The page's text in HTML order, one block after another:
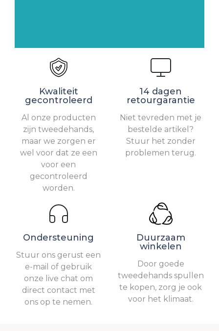
Kwaliteit
gecontroleerd
Al onze producten
zijn tweedehands,
maar we zorgen er
wel voor dat ze een
voor een
gecontroleerd
worden.
14 dagen
retourgarantie
Niet tevreden met je
bestelde artikel?
Stuur het zonder
problemen terug.
Ondersteuning
Stuur ons gerust een
e-mail of gebruik
onze live chat om
direct contact met
ons op te nemen.
Duurzaam
winkelen
Door goede
tweedehands spullen
te kopen, zorg je ook
voor het klimaat.